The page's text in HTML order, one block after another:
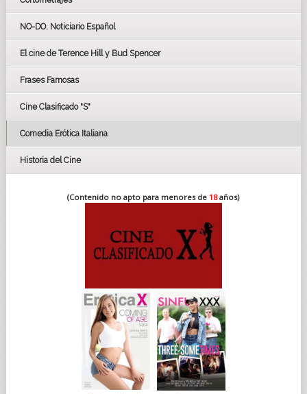
LOS OSCARS
GOYAS
BAFTA
FESTIVAL DE HUELVA 2019
FESTIVAL DE CINE DE SEVILLA 2019
NO-DO. Noticiario Español
El cine de Terence Hill y Bud Spencer
Frases Famosas
Cine Clasificado "S"
Comedia Erótica Italiana
Historia del Cine
(Contenido no apto para menores de 18años)